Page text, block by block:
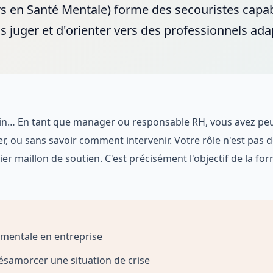
en Santé Mentale) forme des secouristes
juger et d'orienter vers des professionnels
En tant que manager ou responsable RH, vous avez
ou sans savoir comment intervenir. Votre rôle n'est pas
maillon de soutien. C'est précisément l'objectif de la
en entreprise
une situation de crise